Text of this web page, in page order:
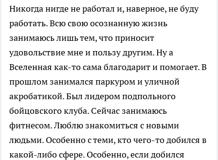
Никогда нигде не работал и, наверное, не буду
работать. Всю свою осознанную жизнь
занимаюсь лишь тем, что приносит
удовольствие мне и пользу другим. Ну а
Вселенная как-то сама благодарит и помогает. В
прошлом занимался паркуром и уличной
акробатикой. Был лидером подпольного
бойцовского клуба. Сейчас занимаюсь
фитнесом. Люблю знакомиться с новыми
людьми. Особенно с теми, кто чего-то добился в
какой-либо сфере. Особенно, если добился